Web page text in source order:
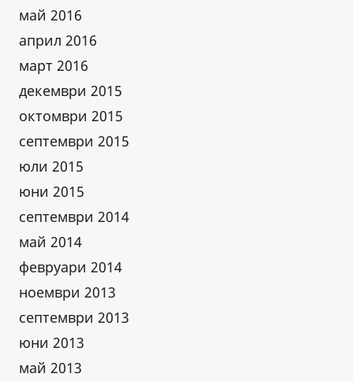
май 2016
април 2016
март 2016
декември 2015
октомври 2015
септември 2015
юли 2015
юни 2015
септември 2014
май 2014
февруари 2014
ноември 2013
септември 2013
юни 2013
май 2013